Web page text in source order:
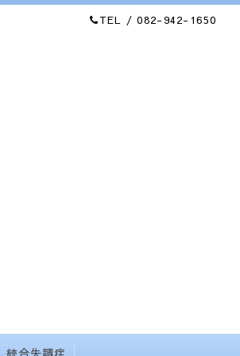
TEL / 082-942-1650
統合失調症